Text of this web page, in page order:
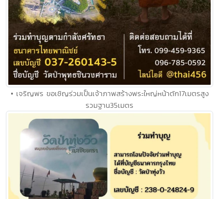
• เจริญพร ขอเชิญร่วมเป็นเจ้าภาพสร้างพระใหญ่หน้าตัก17เมตรสูง
รวมฐาน35เมตร